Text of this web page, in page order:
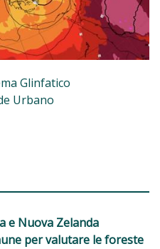
Glinfatico
Urbano
e Nuova Zelanda
per valutare le foreste